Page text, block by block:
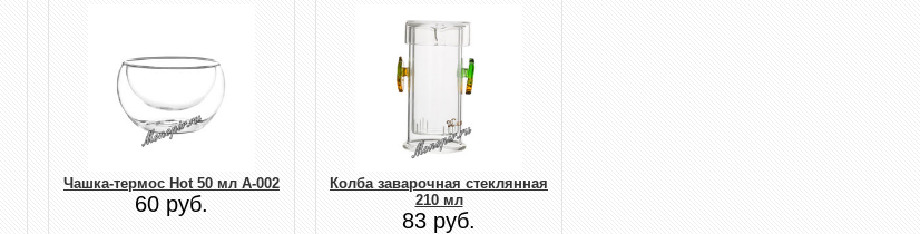
Чашка-термос Hot 50 мл А-002
60 руб.
Колба заварочная стеклянная
210 мл
83 руб.